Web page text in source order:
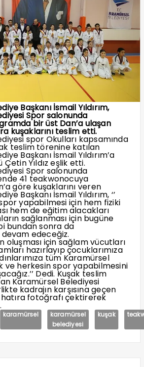
Başkanı İsmail Yıldırım,
Spor salonunda
bir üst Dan’a ulaşan
kuşaklarını teslim etti.
spor Okulları kapsamında
teslim törenine katılan
Başkanı İsmail Yıldırım’a
Yıldız eşlik etti.
Spor salonunda
41 teakwonocuya
göre kuşaklarını veren
Başkanı İsmail Yıldırım, ‘’
spor yapabilmesi için hem fiziki
hem de eğitim alacakları
sağlanması için bugüne
bundan sonra da
devam edeceğiz.
oluşması için sağlam vücutları
hazırlayıp çocuklarımıza
tüm Karamürsel
ve herkesin spor yapabilmesini
Dedi. Kuşak teslim
Karamürsel Belediyesi
kadrajın karşısına geçen
hatıra fotoğrafı çektirerek
karamürsel
karamürsel
belediyesi
kuşak